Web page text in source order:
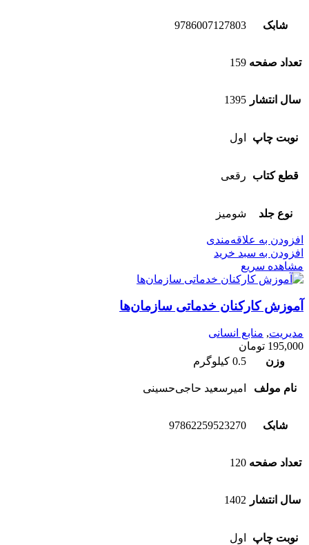
شابک 9786007127803
تعداد صفحه 159
سال انتشار 1395
نوبت چاپ اول
قطع کتاب رقعی
نوع جلد شومیز
افزودن به علاقه‌مندی
افزودن به سبد خرید
مشاهده سریع
آموزش کارکنان خدماتی سازمان‌‌ها
مدیریت, منابع انسانی
195,000 تومان
وزن
0.5 کیلوگرم
نام مولف امیرسعید حاجی‌حسینی
شابک 97862259523270
تعداد صفحه 120
سال انتشار 1402
نوبت چاپ اول